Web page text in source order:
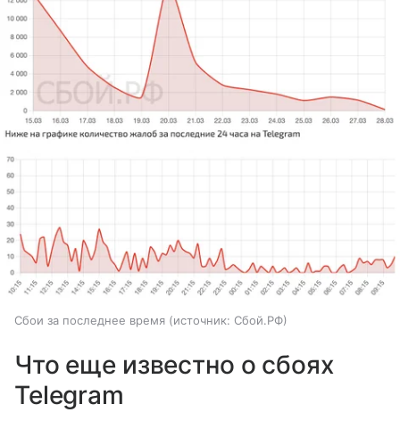
Сбои за последнее время источник: Сбой.РФ
Что еще известно о сбоях
Telegram